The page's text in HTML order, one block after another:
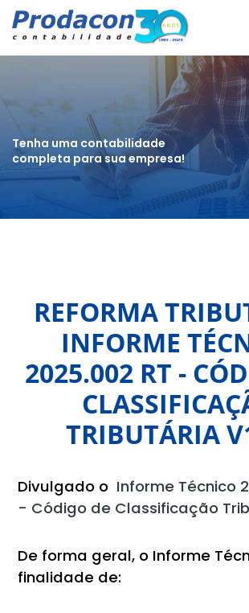
Tenha uma contabilidade
completa para sua empresa!
REFORMA
INFORME
2025.002 RT -
TRIBUTÁRIA
Divulgado o Informe Técnico
- Código de Classificação
De forma geral, o Informe
finalidade de: